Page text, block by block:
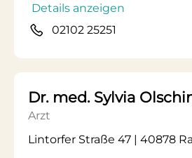
Details anzeigen
02102 25251
Dr. med. Sylvia
Arzt
Lintorfer Straße 47 | 40878